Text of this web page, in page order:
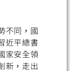
不同，國
近平總書
家安全領
新，走出